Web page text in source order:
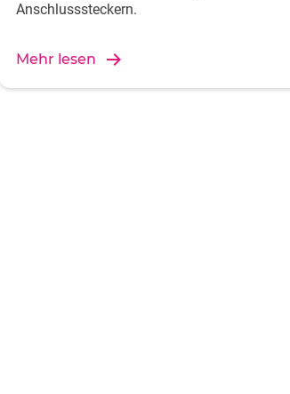
Anschlusssteckern.
Mehr lesen